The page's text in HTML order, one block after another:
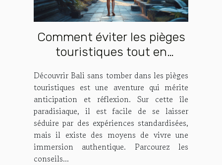
Comment éviter les pièges
touristiques tout en
Découvrir Bali sans tomber dans les pièges
touristiques est une aventure qui mérite
anticipation et réflexion. Sur cette île
paradisiaque, il est facile de se laisser
séduire par des expériences standardisées,
mais il existe des moyens de vivre une
immersion authentique. Parcourez les
conseils...